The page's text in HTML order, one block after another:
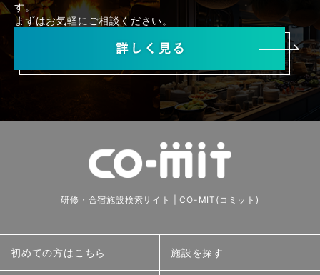
す。
まずはお気軽にご相談ください。
研修・合宿施設検索サイト | CO-MIT(コミット)
初めての方はこちら 施設を探す